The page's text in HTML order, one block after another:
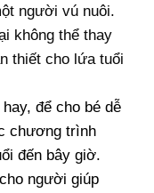
người vú nuôi.
không thể thay
thiết cho lứa tuổi
để cho bé dễ
chương trình
đến bây giờ.
người giúp